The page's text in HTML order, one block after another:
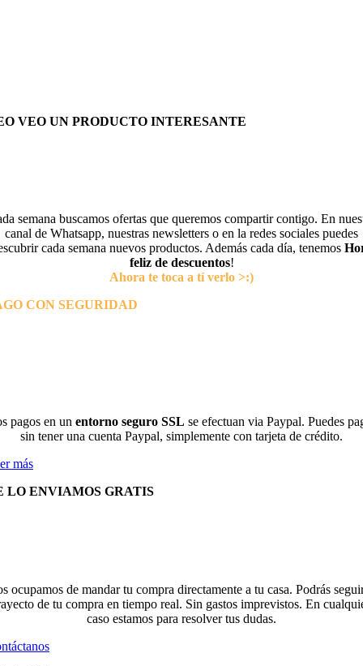
VEO UN PRODUCTO INTERESANTE
semana buscamos ofertas que queremos compartir contigo. En
canal de Whatsapp, nuestras newsletters o en la redes sociales puedes
cada semana nuevos productos. Además cada día, tenemos
feliz de descuentos!
Ahora te toca a tí verlo >:)
CON SEGURIDAD
pagos en un entorno seguro SSL se efectuan via Paypal. Puedes
sin tener una cuenta Paypal, simplemente con tarjeta de crédito.
más
LO ENVIAMOS GRATIS
ocupamos de mandar tu compra directamente a tu casa. Podrás
de tu compra en tiempo real. Sin gastos imprevistos. En
caso estamos para resolver tus dudas.